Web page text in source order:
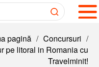
/ Concursuri /
litoral in Romania cu
Travelminit!